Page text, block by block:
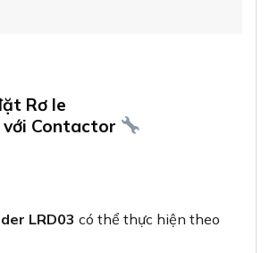
Rơ le
với Contactor
LRD03 có thể thực hiện theo